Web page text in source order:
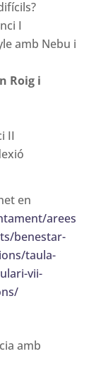
I
amb Nebu i
Roig i
II
en
arees
benestar-
taula-
vii-
amb